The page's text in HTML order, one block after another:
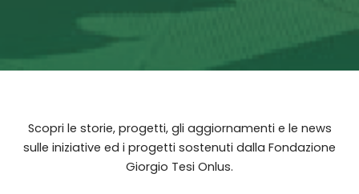
Scopri le storie, progetti, gli aggiornamenti e le news
sulle iniziative ed i progetti sostenuti dalla Fondazione
Giorgio Tesi Onlus.